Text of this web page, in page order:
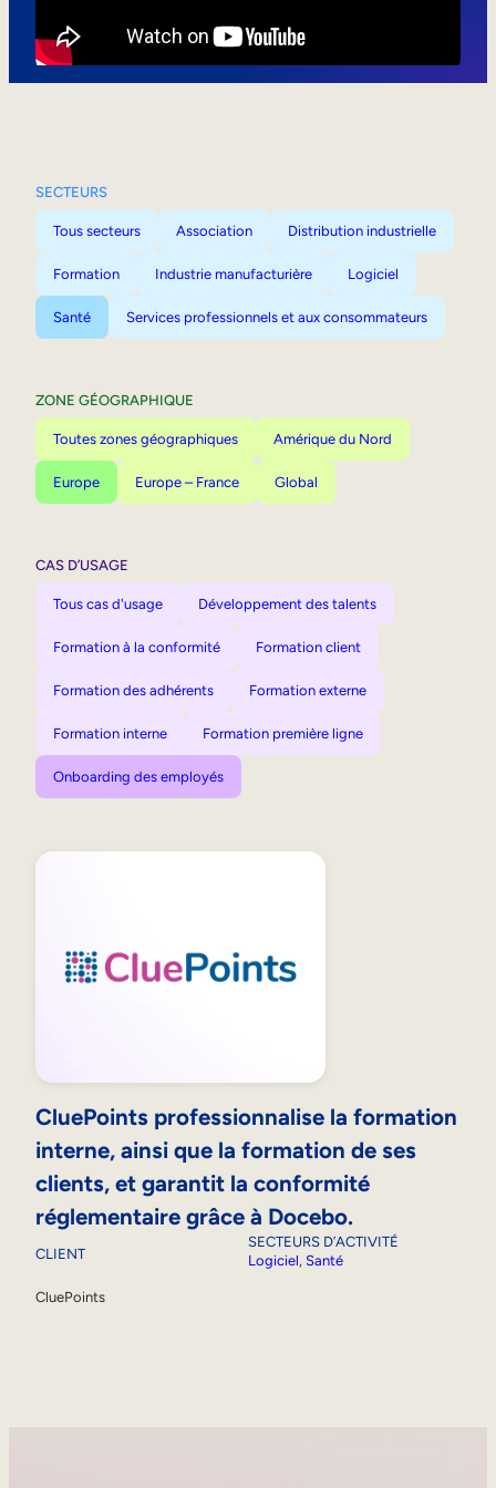
SECTEURS
Tous secteurs Association Distribution industrielle
Formation Industrie manufacturière Logiciel
Santé Services professionnels et aux consommateurs
ZONE GÉOGRAPHIQUE
Toutes zones géographiques Amérique du Nord
Europe Europe – France Global
CAS D’USAGE
Tous cas d'usage Développement des talents
Formation à la conformité Formation client
Formation des adhérents Formation externe
Formation interne Formation première ligne
Onboarding des employés
CluePoints professionnalise la formation
interne, ainsi que la formation de ses
clients, et garantit la conformité
réglementaire grâce à Docebo.
CLIENT
CluePoints
SECTEURS D’ACTIVITÉ
Logiciel, Santé